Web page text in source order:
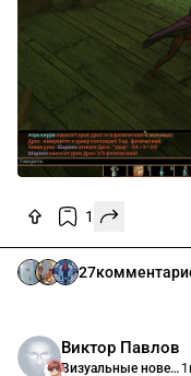
Клуб фанатов
Neverwinter Nights
Ну прикольненько,
не подтвердились,